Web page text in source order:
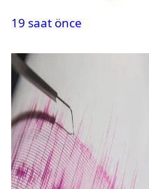
19 saat önce